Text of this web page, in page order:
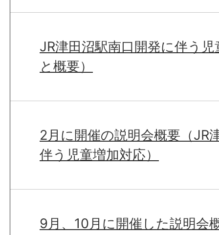
JR津田沼駅南口開発に伴う
と概要）
2月に開催の説明会概要（JR
伴う児童増加対応）
9月、10月に開催した説明会